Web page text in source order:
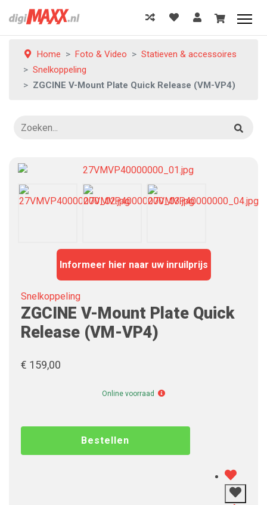
Home Foto & Video
Statieven & accessoires
Snelkoppeling
ZGCINE V-Mount Plate Quick Release (VM-VP4)
Informeer hier naar uw inruilprijs
Snelkoppeling
ZGCINE V-Mount Plate Quick
Release (VM-VP4)
€ 159,00
Online voorraad
Online